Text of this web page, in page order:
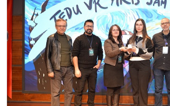
YAŞAM